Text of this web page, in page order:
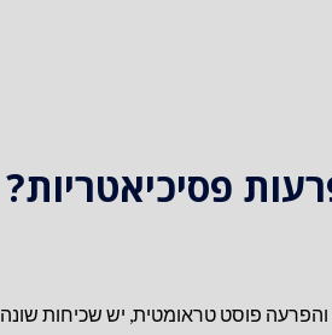
פסיכיאטריות?
פוסט טראומטית, יש שכיחות שונה